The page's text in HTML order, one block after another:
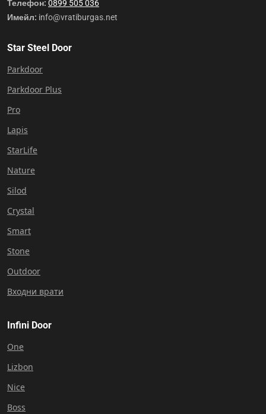
Телефон: 0899 505 036
Имейл: info@vratiburgas.net
Star Steel Door
Parkdoor
Parkdoor Plus
Pro
Lapis
StarLife
Nature
Silod
Crystal
Smart
Stone
Outdoor
Входни врати
Infini Door
One
Lizbon
Nice
Boss